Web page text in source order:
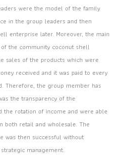
were the model of the family
in the group leaders and then
enterprise later. Moreover, the main
the community coconut shell
sales of the products which were
received and it was paid to every
Therefore, the group member has
the transparency of the
the rotation of income and were able
retail and wholesale. The
was then successful without
management.